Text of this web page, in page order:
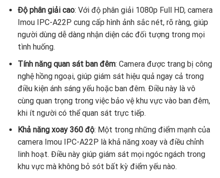
Độ phân giải cao: Với độ phân giải 1080p Full HD, camera
Imou IPC-A22P cung cấp hình ảnh sắc nét, rõ ràng, giúp
người dùng dễ dàng nhận diện các đối tượng trong mọi
tình huống.
Tính năng quan sát ban đêm: Camera được trang bị công
nghệ hồng ngoại, giúp giám sát hiệu quả ngay cả trong
điều kiện ánh sáng yếu hoặc ban đêm. Điều này là vô
cùng quan trọng trong việc bảo vệ khu vực vào ban đêm,
khi ít người có thể quan sát trực tiếp.
Khả năng xoay 360 độ: Một trong những điểm mạnh của
camera Imou IPC-A22P là khả năng xoay và điều chỉnh
linh hoạt. Điều này giúp giám sát mọi ngóc ngách trong
khu vực mà không bỏ sót bất kỳ điểm yếu nào.